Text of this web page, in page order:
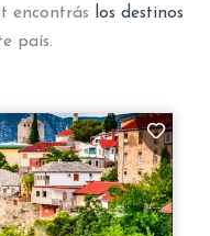
encontrás
los destinos
país.